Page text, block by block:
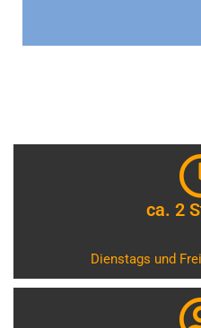
ca. 2
Dienstags und